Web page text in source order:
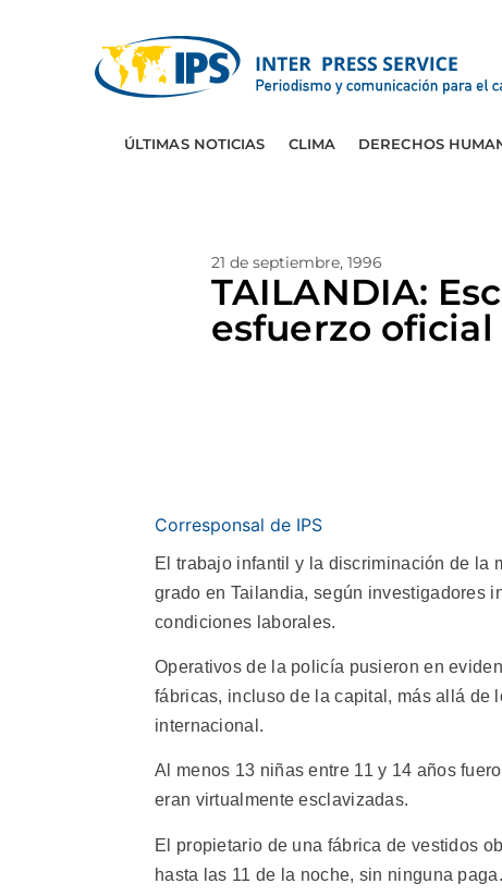
ÚLTIMAS NOTICIAS CLIMA DERECHOS
21 de septiembre, 1996
TAILANDIA:
esfuerzo oficial
Corresponsal de IPS
El trabajo infantil y la discriminación de la
grado en Tailandia, según investigadores
condiciones laborales.
Operativos de la policía pusieron en
fábricas, incluso de la capital, más allá de
internacional.
Al menos 13 niñas entre 11 y 14 años
eran virtualmente esclavizadas.
El propietario de una fábrica de vestidos
hasta las 11 de la noche, sin ninguna